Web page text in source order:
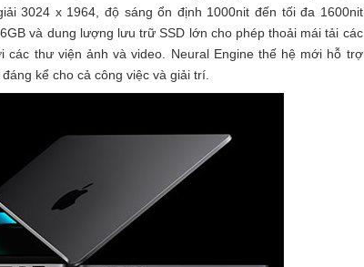
3024 x 1964, độ sáng ổn định 1000nit đến tối đa 1600nit
và dung lượng lưu trữ SSD lớn cho phép thoải mái tải các
thư viện ảnh và video. Neural Engine thế hệ mới hỗ trợ
kể cho cả công việc và giải trí.